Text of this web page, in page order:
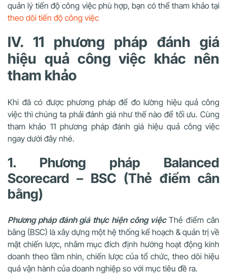
quản lý tiến độ công việc phù hợp, bạn có thể tham khảo tại
theo dõi tiến độ công việc
IV. 11 phương pháp đánh giá
hiệu quả công việc khác nên
tham khảo
Khi đã có được phương pháp để đo lường hiệu quả công
việc thì chúng ta phải đánh giá như thế nào để tối ưu. Cùng
tham khảo 11 phương pháp đánh giá hiệu quả công việc
ngay dưới đây nhé.
1. Phương pháp Balanced
Scorecard – BSC (Thẻ điểm cân
bằng)
Phương pháp đánh giá thực hiện công việcThẻ điểm cân
bằng (BSC) là xây dựng một hệ thống kế hoạch & quản trị về
mặt chiến lược, nhằm mục đích định hướng hoạt động kinh
doanh theo tầm nhìn, chiến lược của tổ chức, theo dõi hiệu
quả vận hành của doanh nghiệp so với mục tiêu đề ra.